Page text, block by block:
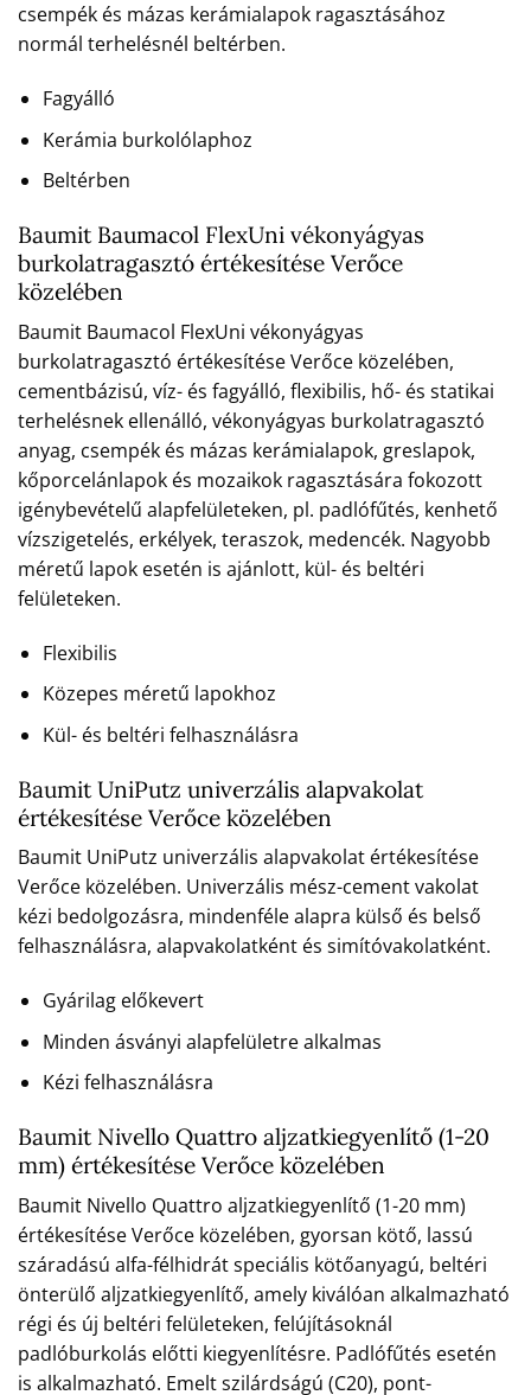
csempék és mázas kerámialapok ragasztásához
normál terhelésnél beltérben.
Fagyálló
Kerámia burkolólaphoz
Beltérben
Baumit Baumacol FlexUni vékonyágyas
burkolatragasztó értékesítése Verőce
közelében
Baumit Baumacol FlexUni vékonyágyas
burkolatragasztó értékesítése Verőce közelében,
cementbázisú, víz- és fagyálló, flexibilis, hő- és statikai
terhelésnek ellenálló, vékonyágyas burkolatragasztó
anyag, csempék és mázas kerámialapok, greslapok,
kőporcelánlapok és mozaikok ragasztására fokozott
igénybevételű alapfelületeken, pl. padlófűtés, kenhető
vízszigetelés, erkélyek, teraszok, medencék. Nagyobb
méretű lapok esetén is ajánlott, kül- és beltéri
felületeken.
Flexibilis
Közepes méretű lapokhoz
Kül- és beltéri felhasználásra
Baumit UniPutz univerzális alapvakolat
értékesítése Verőce közelében
Baumit UniPutz univerzális alapvakolat értékesítése
Verőce közelében. Univerzális mész-cement vakolat
kézi bedolgozásra, mindenféle alapra külső és belső
felhasználásra, alapvakolatként és simítóvakolatként.
Gyárilag előkevert
Minden ásványi alapfelületre alkalmas
Kézi felhasználásra
Baumit Nivello Quattro aljzatkiegyenlítő (1-20
mm) értékesítése Verőce közelében
Baumit Nivello Quattro aljzatkiegyenlítő (1-20 mm)
értékesítése Verőce közelében, gyorsan kötő, lassú
száradású alfa-félhidrát speciális kötőanyagú, beltéri
önterülő aljzatkiegyenlítő, amely kiválóan alkalmazható
régi és új beltéri felületeken, felújításoknál
padlóburkolás előtti kiegyenlítésre. Padlófűtés esetén
is alkalmazható. Emelt szilárdságú (C20), pont-